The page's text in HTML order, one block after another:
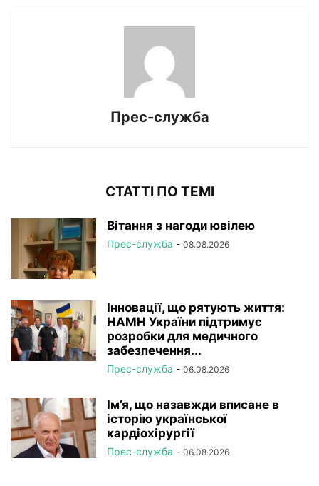
Прес-служба
СТАТТІ ПО ТЕМІ
Вітання з нагоди ювілею
Прес-служба - 08.08.2026
Інновації, що рятують життя:
НАМН України підтримує
розробки для медичного
забезпечення...
Прес-служба - 06.08.2026
Ім’я, що назавжди вписане в
історію української
кардіохірургії
Прес-служба - 06.08.2026